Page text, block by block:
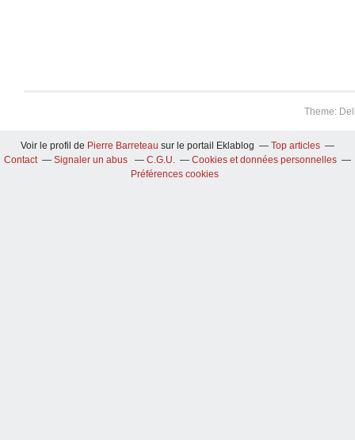
Theme:
Voir le profil de Pierre Barreteau sur le portail Eklablog
Top articles
Contact
Signaler un abus C.G.U.
Cookies et données personnelles
Préférences cookies